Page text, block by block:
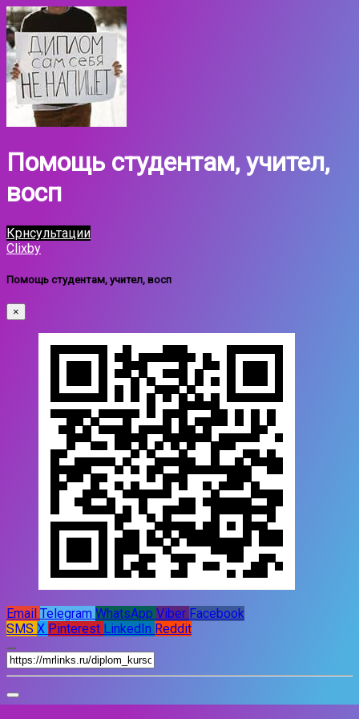
Помощь студентам, учител,
восп
Крнсультации
Clixby
Помощь студентам, учител, восп
×
Email Telegram WhatsApp Viber Facebook
SMS X Pinterest LinkedIn Reddit